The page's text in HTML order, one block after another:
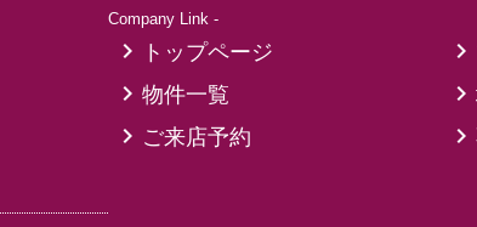
Company Link -
トップページ
物件一覧
ご来店予約